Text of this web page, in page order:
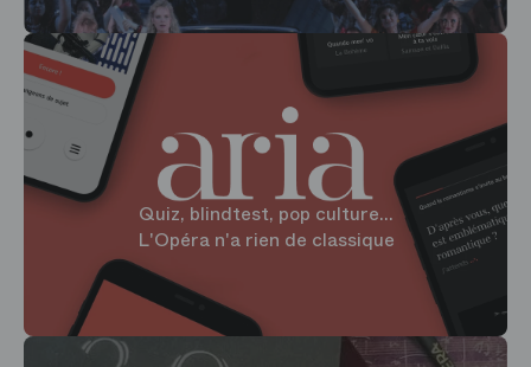
Quiz, blindtest, pop culture...
L'Opéra n'a rien de classique